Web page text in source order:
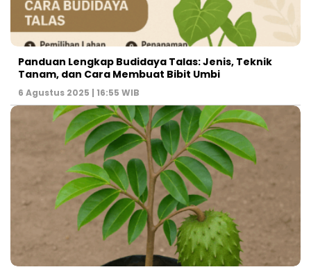
Panduan Lengkap Budidaya Talas: Jenis, Teknik
Tanam, dan Cara Membuat Bibit Umbi
6 Agustus 2025 | 16:55 WIB